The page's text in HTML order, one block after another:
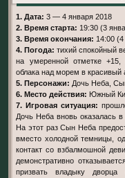
1. Дата: 3 — 4 января 2018
2. Время старта: 19:30 (3
3. Время окончания: 14:00
4. Погода: тихий спокойный
на умеренной отметке +15,
облака над морем в красивый
5. Персонажи: Дочь Неба,
6. Место действия: Южный
7. Игровая ситуация:
Дочь Неба вновь оказалась в
На этот раз Сын Неба
вместо холодной темницы,
контакт со взбалмошной
демонстративно
призвать владыку